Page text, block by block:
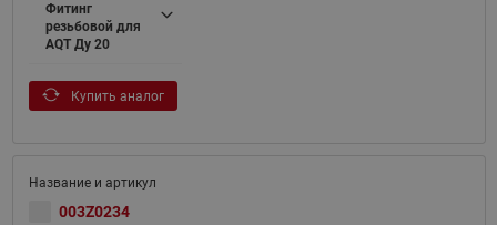
Фитинг
резьбовой для
AQT Ду 20
Купить аналог
003Z0234